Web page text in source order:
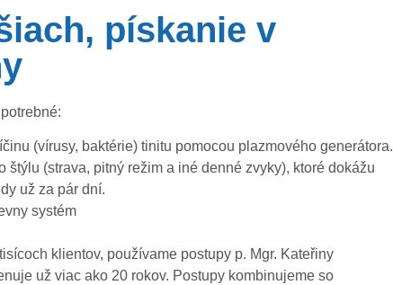
pískanie v
(vírusy, baktérie) tinitu pomocou plazmového generátora.
štýlu (strava, pitný režim a iné denné zvyky), ktoré dokážu
už za pár dní.
systém
klientov, používame postupy p. Mgr. Kateřiny
už viac ako 20 rokov. Postupy kombinujeme so